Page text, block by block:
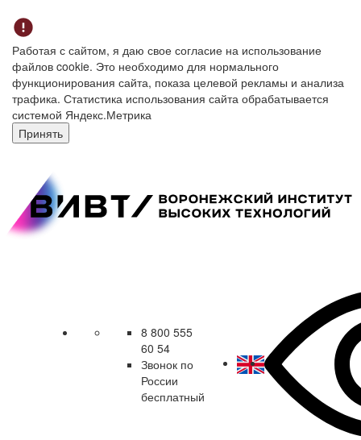
Работая с сайтом, я даю свое согласие на использование
файлов cookie. Это необходимо для нормального
функционирования сайта, показа целевой рекламы и анализа
трафика. Статистика использования сайта обрабатывается
системой Яндекс.Метрика
Принять
8 800 555
60 54
Звонок по
России
бесплатный